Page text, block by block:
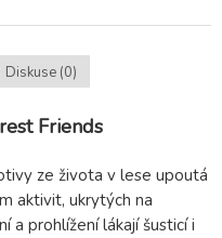
Diskuse (0)
Friends
ze života v lese upoutá
aktivit, ukrytých na
a prohlížení lákají šusticí i